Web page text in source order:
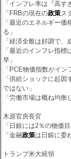
「インフレ率は『高す
「FRBの現在の政策ス
「最近のエネルギー
る」
「経済全般は好調で、
「最近のインフレ指
早」
「PCE物価指数がイン
「供給ショックに起
ではない」
「労働市場は概ね均衡
木原官房長官
「日銀には2％の物価
「金融政策は日銀に委
トランプ米大統領